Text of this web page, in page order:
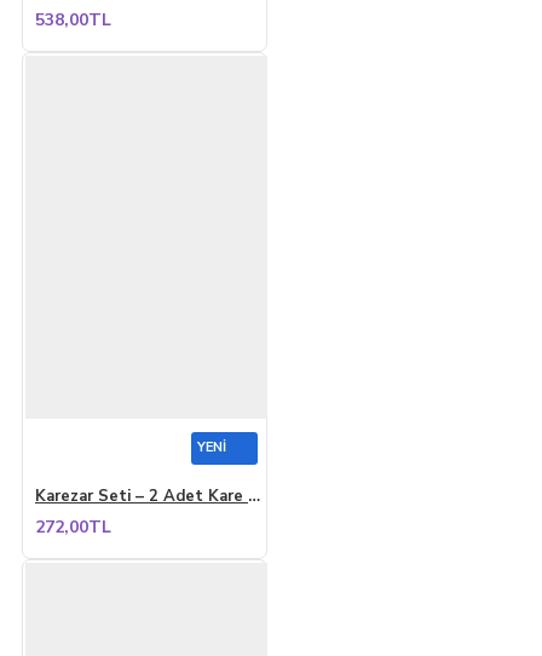
538,00TL
YENI
Karezar Seti – 2 Adet Kare Şekilli Küçük Saksı, Kapuçino Renk (1.3 Litre)
272,00TL